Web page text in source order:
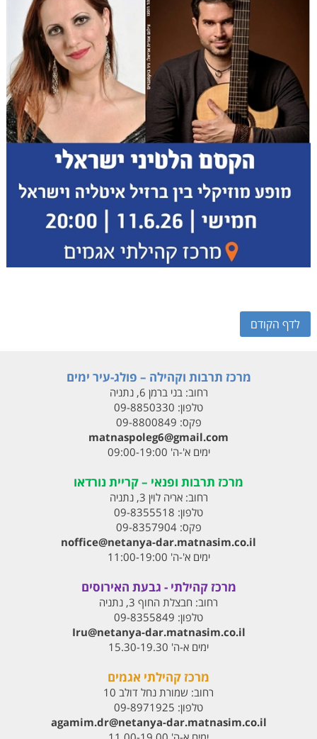
לדף הקודם
מרכז תרבות וקהילה – פולג-עיר ימים
רחוב:בני ברמן 6, נתניה
טלפון: 09-8850330
פקס: 09-8800849
matnaspoleg6@gmail.com
ימים א'-ה' 09:00-19:00
מרכז תרבות ופנאי – קריית נורדאו
רחוב:אריה לוין 3, נתניה
טלפון: 09-8355518
פקס:09-8357904
noffice@netanya-dar.matnasim.co.il
ימים א'-ה' 11:00-19:00
מרכז קהילתי - גבעת האירוסים
רחוב: חבצלת החוף 3, נתניה
טלפון: 09-8355849
Iru@netanya-dar.matnasim.co.il‏
ימים א-ה' 15.30-19.30
מרכז קהילתי אגמים
רחוב: שמורת נחל דולב 10
טלפון: 09-8971925
agamim.dr@netanya-dar.matnasim.co.il‏